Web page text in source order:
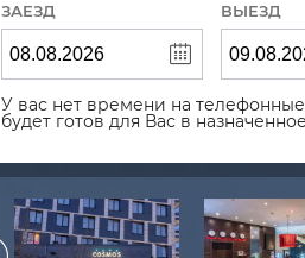
ЗАЕЗД ВЫЕЗД
У вас нет времени на
будет готов для Вас в